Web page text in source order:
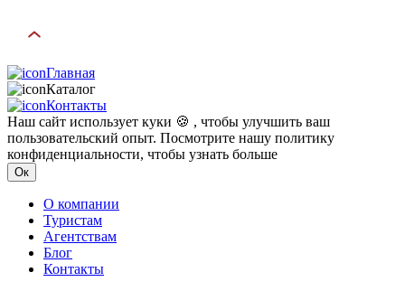
Главная
Каталог
Контакты
Наш сайт использует куки 🍪 , чтобы улучшить ваш
пользовательский опыт. Посмотрите нашу политику
конфиденциальности, чтобы узнать больше
Ок
О компании
Туристам
Агентствам
Блог
Контакты